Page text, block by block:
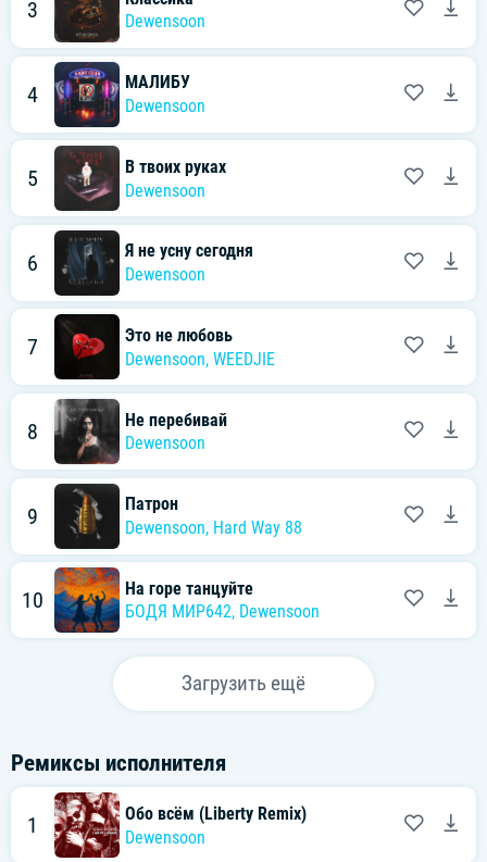
3
Dewensoon
4
МАЛИБУ
Dewensoon
5
В твоих руках
Dewensoon
6
Я не усну сегодня
Dewensoon
7
Это не любовь
Dewensoon, WEEDJIE
8
Не перебивай
Dewensoon
9
Патрон
Dewensoon, Hard Way 88
10
На горе танцуйте
БОДЯ МИР642, Dewensoon
Загрузить ещё
Ремиксы исполнителя
1
Обо всём (Liberty Remix)
Dewensoon